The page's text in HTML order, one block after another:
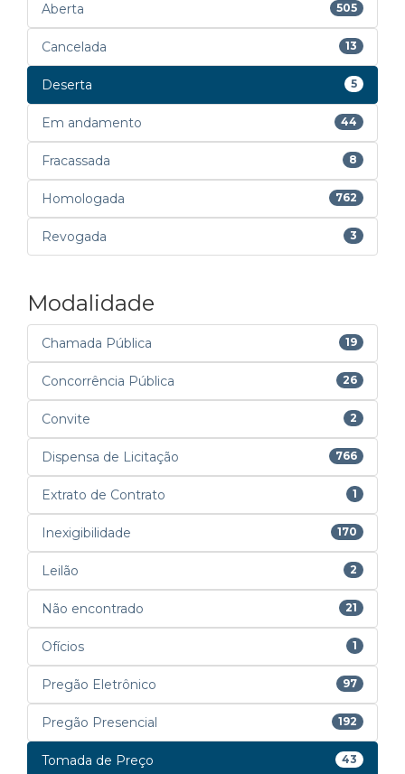
Aberta 505
Cancelada 13
Deserta 5
Em andamento 44
Fracassada 8
Homologada 762
Revogada 3
Modalidade
Chamada Pública 19
Concorrência Pública 26
Convite 2
Dispensa de Licitação 766
Extrato de Contrato 1
Inexigibilidade 170
Leilão 2
Não encontrado 21
Ofícios 1
Pregão Eletrônico 97
Pregão Presencial 192
Tomada de Preço 43